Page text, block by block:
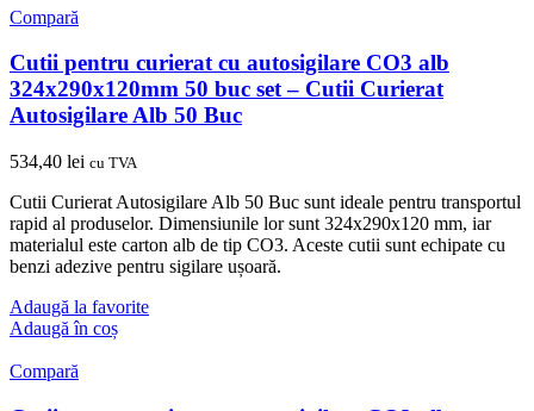
Compară
Cutii pentru curierat cu autosigilare CO3 alb
324x290x120mm 50 buc set – Cutii Curierat
Autosigilare Alb 50 Buc
534,40 lei cu TVA
Cutii Curierat Autosigilare Alb 50 Buc sunt ideale pentru transportul
rapid al produselor. Dimensiunile lor sunt 324x290x120 mm, iar
materialul este carton alb de tip CO3. Aceste cutii sunt echipate cu
benzi adezive pentru sigilare ușoară.
Adaugă la favorite
Adaugă în coș
Compară